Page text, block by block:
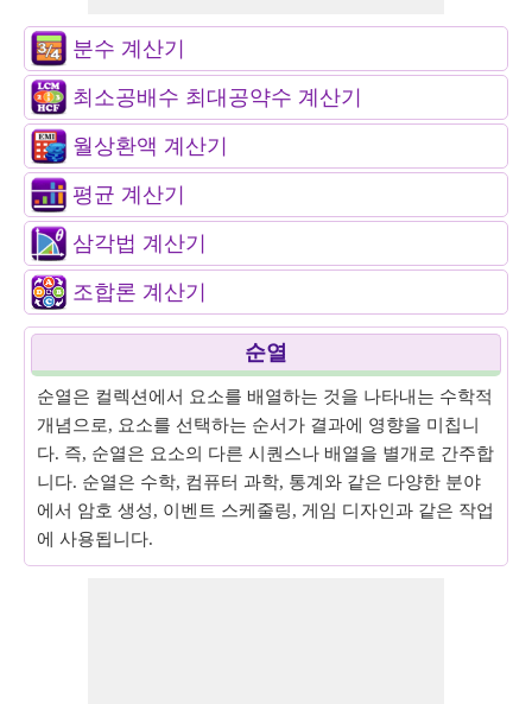
분수 계산기
최소공배수 최대공약수 계산기
월상환액 계산기
평균 계산기
삼각법 계산기
조합론 계산기
순열
순열은 컬렉션에서 요소를 배열하는 것을 나타내는 수학적
개념으로, 요소를 선택하는 순서가 결과에 영향을 미칩니
다. 즉, 순열은 요소의 다른 시퀀스나 배열을 별개로 간주합
니다. 순열은 수학, 컴퓨터 과학, 통계와 같은 다양한 분야
에서 암호 생성, 이벤트 스케줄링, 게임 디자인과 같은 작업
에 사용됩니다.